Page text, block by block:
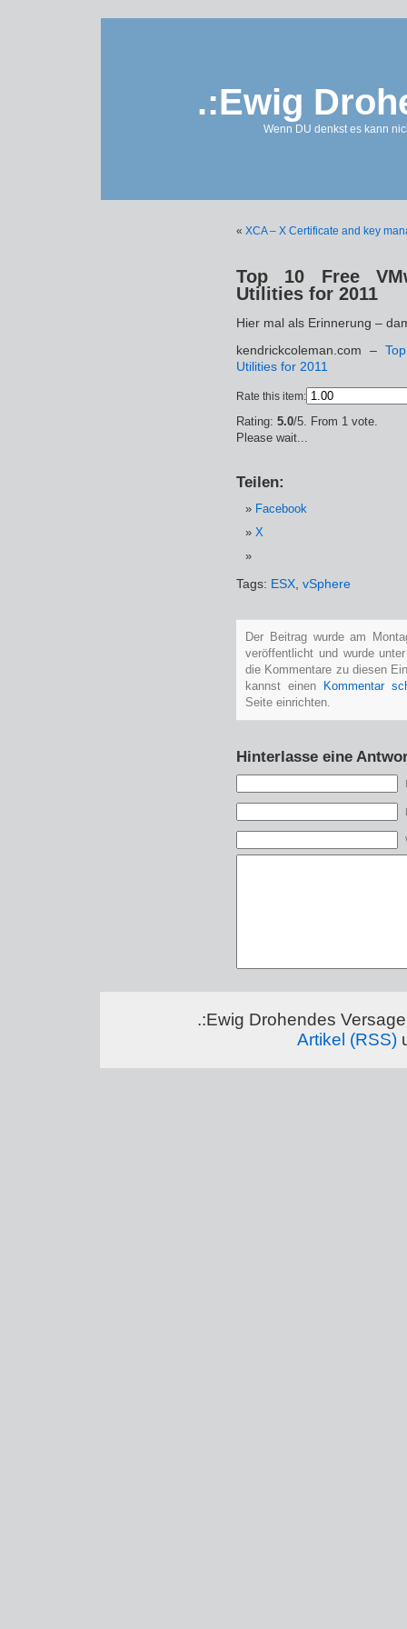
.:Ewig
Wenn DU denkst es kann
« XCA – X Certificate and key
Top 10 Free
Utilities for 2011
Hier mal als Erinnerung –
kendrickcoleman.com –
Utilities for 2011
Rate this item:
Rating: 5.0/5. From 1 vote.
Please wait...
Teilen:
Facebook
X
Tags: ESX, vSphere
Der Beitrag wurde am
veröffentlicht und wurde
die Kommentare zu diesen
kannst einen
Kommentar
Seite einrichten.
Hinterlasse eine
.:Ewig Drohendes
Artikel (RSS)